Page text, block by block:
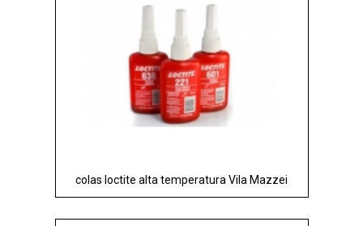
colas loctite alta temperatura Vila Mazzei